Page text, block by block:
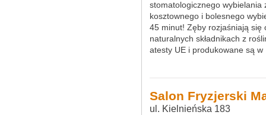
stomatologicznego wybielania
kosztownego i bolesnego
45 minut! Zęby rozjaśniają
naturalnych składnikach z
atesty UE i produkowane są w
Salon Fryzjerski
ul. Kielnieńska 183